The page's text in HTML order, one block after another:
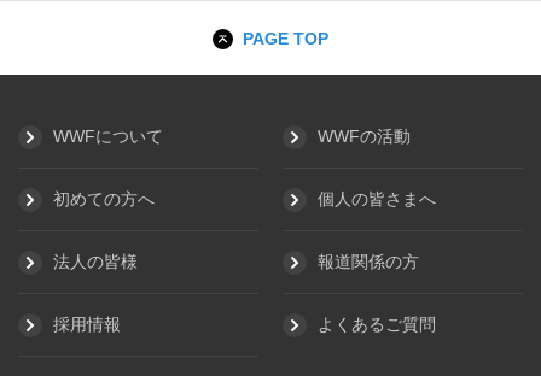
PAGE TOP
WWFについて WWFの活動
初めての方へ 個人の皆さまへ
法人の皆様 報道関係の方
採用情報 よくあるご質問